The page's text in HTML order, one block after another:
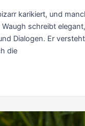
karikiert, und
schreibt
Dialogen. Er
die